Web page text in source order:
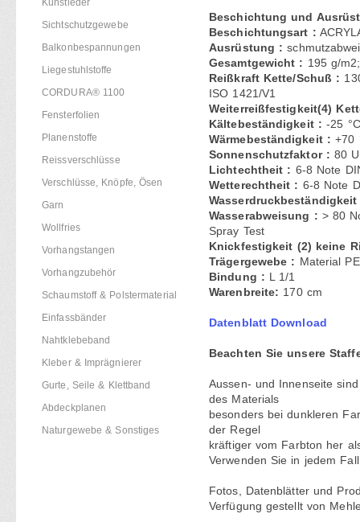
Kunstleder
Sichtschutzgewebe
Balkonbespannungen
Liegestuhlstoffe
CORDURA® 1100
Fensterfolien
Planenstoffe
Reissverschlüsse
Verschlüsse, Knöpfe, Ösen
Garn
Wollfries
Vorhangstangen
Vorhangzubehör
Schaumstoff & Polstermaterial
Einfassbänder
Nahtklebeband
Kleber & Imprägnierer
Gurte, Seile & Klettband
Abdeckplanen
Naturgewebe & Sonstiges
Beschichtung und
Beschichtungsart :
Ausrüstung :
Gesamtgewicht : 195 g/
Reißkraft Kette/Schuß :
ISO 1421/V1
Weiterreißfestigkeit(4)
Kältebeständigkeit : -25
Wärmebeständigkeit : +70
Sonnenschutzfaktor : 80
Lichtechtheit : 6-8 Note
Wetterechtheit : 6-8 Note
Wasserabweisung : > 80
Spray Test
Knickfestigkeit (2) keine
Trägergewebe : Material
Bindung : L 1/1
Warenbreite: 170 cm
Datenblatt Download
Beachten Sie unsere
Aussen- und Innenseite
des Materials
besonders bei dunkleren
der Regel
kräftiger vom Farbton her
Verwenden Sie in jedem
Fotos, Datenblätter und
Verfügung gestellt von